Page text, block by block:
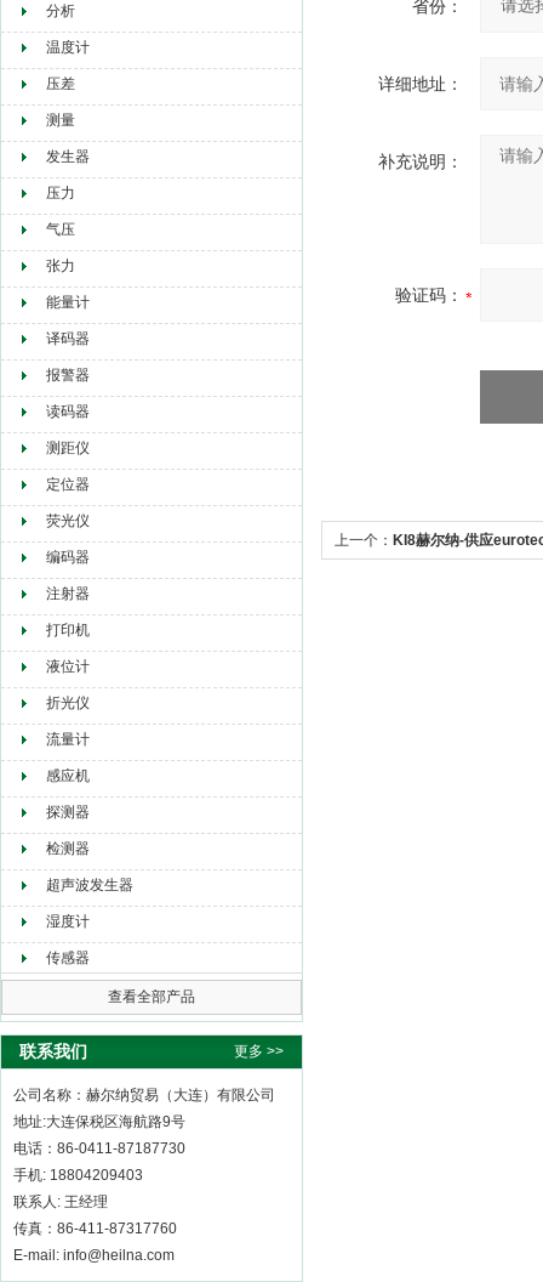
分析
温度计
压差
测量
发生器
压力
气压
张力
能量计
译码器
报警器
读码器
测距仪
定位器
荧光仪
编码器
注射器
打印机
液位计
折光仪
流量计
感应机
探测器
检测器
超声波发生器
湿度计
传感器
查看全部产品
联系我们 更多 >>
公司名称：赫尔纳贸易（大连）有限公司
地址:大连保税区海航路9号
电话：86-0411-87187730
手机: 18804209403
联系人: 王经理
传真：86-411-87317760
E-mail: info@heilna.com
省份：
详细地址：
补充说明：
验证码：
上一个： KI8赫尔纳-供应